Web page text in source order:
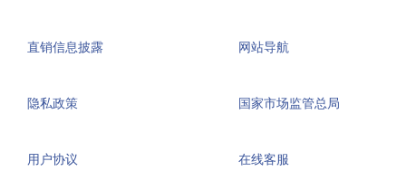
直销信息披露
隐私政策
用户协议
网站导航
国家市场监管总局
在线客服